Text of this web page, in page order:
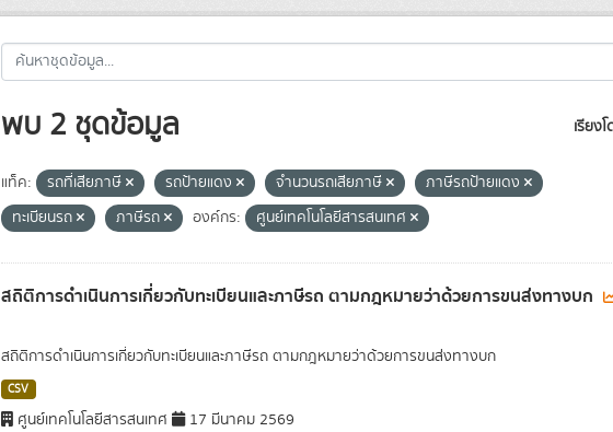
เรียง
พบ 2 ชุดข้อมูล
แท็ค: รถที่เสียภาษี รถป้ายแดง จำนวนรถเสียภาษี
ภาษีรถป้ายแดง
ทะเบียนรถ
ภาษีรถ องค์กร: ศูนย์เทคโนโลยีสารสนเทศ
สถิติการดำเนินการเกี่ยวกับทะเบียนและภาษีรถ ตามกฎหมายว่าด้วยการขนส่งทางบก
สถิติการดำเนินการเกี่ยวกับทะเบียนและภาษีรถ ตามกฎหมายว่าด้วยการขนส่งทางบก
CSV
ศูนย์เทคโนโลยีสารสนเทศ 17 มีนาคม 2569